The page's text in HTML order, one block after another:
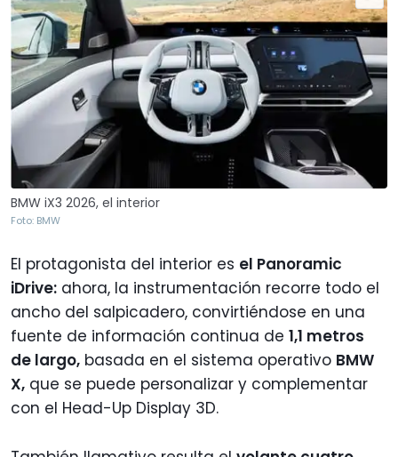
BMW iX3 2026, el interior
Foto: BMW
El protagonista del interior es el Panoramic
iDrive: ahora, la instrumentación recorre todo el
ancho del salpicadero, convirtiéndose en una
fuente de información continua de 1,1 metros
de largo, basada en el sistema operativo BMW
X, que se puede personalizar y complementar
con el Head-Up Display 3D.